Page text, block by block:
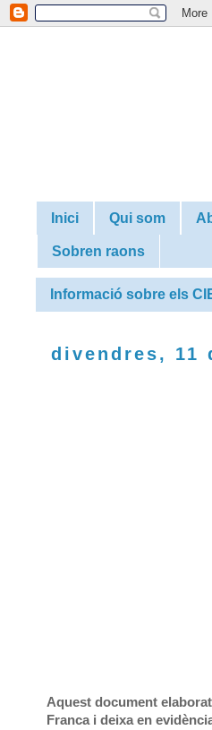
Inici Qui som
Sobren raons
Informació sobre els
divendres, 11
Aquest document
Franca i deixa en